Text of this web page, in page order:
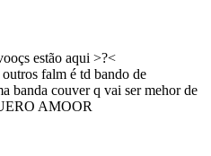
estão aqui >?<
falm é td bando de
banda couver q vai ser mehor de
AMOOR